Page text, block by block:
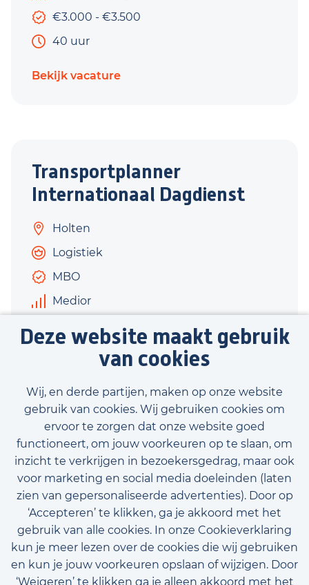
Deze website maakt gebruik
van cookies
Wij, en derde partijen, maken op onze website
gebruik van cookies. Wij gebruiken cookies om
ervoor te zorgen dat onze website goed
functioneert, om jouw voorkeuren op te slaan, om
inzicht te verkrijgen in bezoekersgedrag, maar ook
voor marketing en social media doeleinden (laten
zien van gepersonaliseerde advertenties). Door op
‘Accepteren’ te klikken, ga je akkoord met het
gebruik van alle cookies. In onze Cookieverklaring
kun je meer lezen over de cookies die wij gebruiken
en kun je jouw voorkeuren opslaan of wijzigen. Door
‘Weigeren’ te klikken ga je alleen akkoord met het
€3.000 - €3.500
40 uur
Bekijk vacature
Transportplanner
Internationaal Dagdienst
Holten
Logistiek
MBO
Medior
€3.100 - €3.600
Bekijk vacature
Bekijk onze beschikbare vacatures